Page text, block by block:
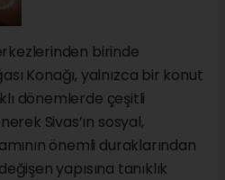
birinde
Konağı, yalnızca bir konut
dönemlerde çeşitli
Sivas’ın sosyal,
önemli duraklarından
yapısına tanıklık